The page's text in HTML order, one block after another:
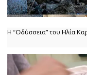
Η “Οδύσσεια” του Ηλία